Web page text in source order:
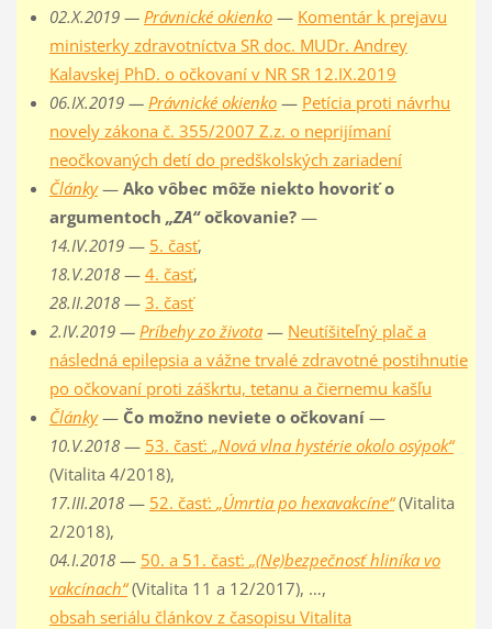
02.X.2019 — Právnické okienko— Komentár k prejavu
ministerky zdravotníctva SR doc. MUDr. Andrey
Kalavskej PhD. o očkovaní v NR SR 12.IX.2019
06.IX.2019 — Právnické okienko— Petícia proti návrhu
novely zákona č. 355/2007 Z.z. o neprijímaní
neočkovaných detí do predškolských zariadení
Články— Ako vôbec môže niekto hovoriť o
argumentoch „ZA“očkovanie?—
14.IV.2019— 5. časť,
18.V.2018— 4. časť,
28.II.2018— 3. časť
2.IV.2019 — Príbehy zo života— Neutíšiteľný plač a
následná epilepsia a vážne trvalé zdravotné postihnutie
po očkovaní proti záškrtu, tetanu a čiernemu kašľu
Články— Čo možno neviete o očkovaní—
10.V.2018— 53. časť: „Nová vlna hystérie okolo osýpok“
(Vitalita 4/2018),
17.III.2018— 52. časť: „Úmrtia po hexavakcíne“(Vitalita
2/2018),
04.I.2018— 50. a 51. časť: „(Ne)bezpečnosť hliníka vo
vakcínach“(Vitalita 11 a 12/2017), …,
obsah seriálu článkov z časopisu Vitalita